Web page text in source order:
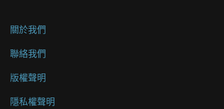
關於我們
聯絡我們
版權聲明
隱私權聲明